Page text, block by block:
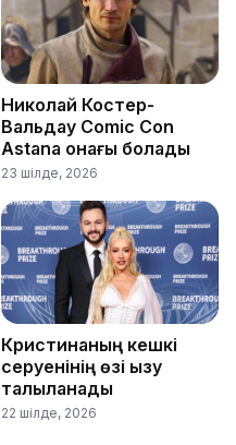
Николай Костер-
Вальдау Comic Con
Astana қонағы болады
23 шілде, 2026
Кристинаның кешкі
серуенінің өзі қызу
талқыланады
22 шілде, 2026